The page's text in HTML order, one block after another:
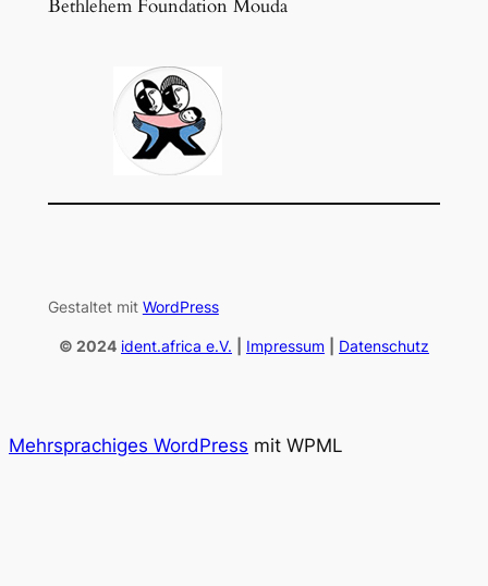
Bethlehem Foundation Mouda
Gestaltet mit WordPress
© 2024 ident.africa e.V. Impressum Datenschutz
Mehrsprachiges WordPress mit WPML